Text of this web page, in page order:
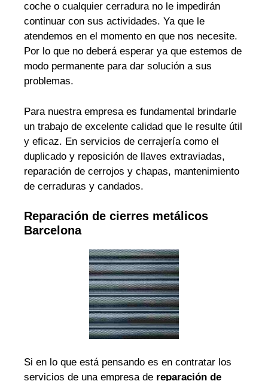
coche o cualquier cerradura no le impedirán
continuar con sus actividades. Ya que le
atendemos en el momento en que nos necesite.
Por lo que no deberá esperar ya que estemos de
modo permanente para dar solución a sus
problemas.
Para nuestra empresa es fundamental brindarle
un trabajo de excelente calidad que le resulte útil
y eficaz. En servicios de cerrajería como el
duplicado y reposición de llaves extraviadas,
reparación de cerrojos y chapas, mantenimiento
de cerraduras y candados.
Reparación de cierres metálicos
Barcelona
Si en lo que está pensando es en contratar los
servicios de una empresa de reparación de